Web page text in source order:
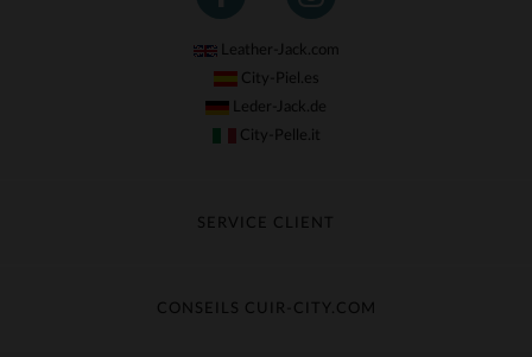
Leather-Jack.com
City-Piel.es
Leder-Jack.de
City-Pelle.it
SERVICE CLIENT
Échange & Remboursement
CONSEILS CUIR-CITY.COM